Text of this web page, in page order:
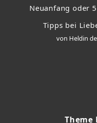
Neuanfang oder
Tipps bei
von Heldin
Theme